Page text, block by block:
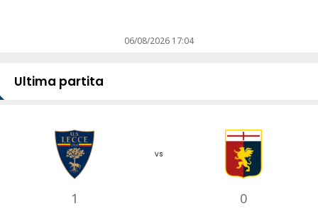
06/08/2026 17:04
Ultima partita
1
vs
0